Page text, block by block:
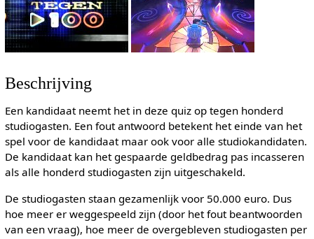
Beschrijving
Een kandidaat neemt het in deze quiz op tegen honderd
studiogasten. Een fout antwoord betekent het einde van het
spel voor de kandidaat maar ook voor alle studiokandidaten.
De kandidaat kan het gespaarde geldbedrag pas incasseren
als alle honderd studiogasten zijn uitgeschakeld.
De studiogasten staan gezamenlijk voor 50.000 euro. Dus
hoe meer er weggespeeld zijn (door het fout beantwoorden
van een vraag), hoe meer de overgebleven studiogasten per